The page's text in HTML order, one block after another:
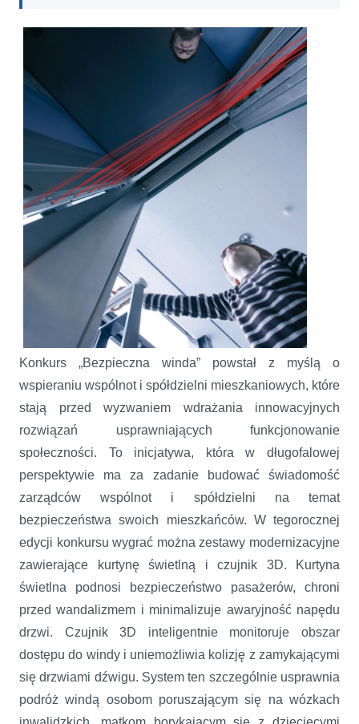
Konkurs „Bezpieczna winda” powstał z myślą o
wspieraniu wspólnot i spółdzielni mieszkaniowych, które
stają przed wyzwaniem wdrażania innowacyjnych
rozwiązań usprawniających funkcjonowanie
społeczności. To inicjatywa, która w długofalowej
perspektywie ma za zadanie budować świadomość
zarządców wspólnot i spółdzielni na temat
bezpieczeństwa swoich mieszkańców. W tegorocznej
edycji konkursu wygrać można zestawy modernizacyjne
zawierające kurtynę świetlną i czujnik 3D. Kurtyna
świetlna podnosi bezpieczeństwo pasażerów, chroni
przed wandalizmem i minimalizuje awaryjność napędu
drzwi. Czujnik 3D inteligentnie monitoruje obszar
dostępu do windy i uniemożliwia kolizję z zamykającymi
się drzwiami dźwigu. System ten szczególnie usprawnia
podróż windą osobom poruszającym się na wózkach